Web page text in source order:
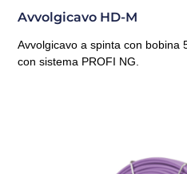
Avvolgicavo HD-M
Avvolgicavo a spinta con bobina
con sistema PROFI NG.